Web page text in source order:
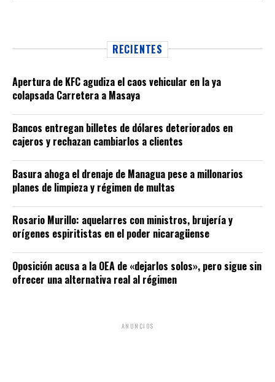
RECIENTES
Apertura de KFC agudiza el caos vehicular en la ya
colapsada Carretera a Masaya
Bancos entregan billetes de dólares deteriorados en
cajeros y rechazan cambiarlos a clientes
Basura ahoga el drenaje de Managua pese a millonarios
planes de limpieza y régimen de multas
Rosario Murillo: aquelarres con ministros, brujería y
orígenes espiritistas en el poder nicaragüense
Oposición acusa a la OEA de «dejarlos solos», pero sigue sin
ofrecer una alternativa real al régimen
ANUNCIOS